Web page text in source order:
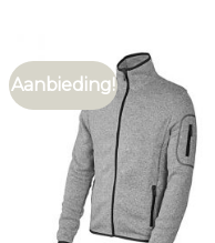
Aanbieding!